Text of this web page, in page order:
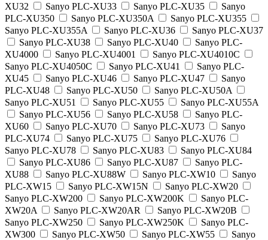
XU32
Sanyo PLC-XU33 Sanyo PLC-XU35
Sanyo
PLC-XU350
Sanyo PLC-XU350A
Sanyo PLC-XU355
Sanyo PLC-XU355A
Sanyo PLC-XU36
Sanyo PLC-XU37
Sanyo PLC-XU38
Sanyo PLC-XU40
Sanyo PLC-
XU4000
Sanyo PLC-XU4001
Sanyo PLC-XU4010C
Sanyo PLC-XU4050C
Sanyo PLC-XU41
Sanyo PLC-
XU45
Sanyo PLC-XU46 Sanyo PLC-XU47
Sanyo
PLC-XU48
Sanyo PLC-XU50
Sanyo PLC-XU50A
Sanyo PLC-XU51
Sanyo PLC-XU55
Sanyo PLC-XU55A
Sanyo PLC-XU56
Sanyo PLC-XU58
Sanyo PLC-
XU60
Sanyo PLC-XU70 Sanyo PLC-XU73
Sanyo
PLC-XU74
Sanyo PLC-XU75
Sanyo PLC-XU76
Sanyo PLC-XU78
Sanyo PLC-XU83
Sanyo PLC-XU84
Sanyo PLC-XU86
Sanyo PLC-XU87
Sanyo PLC-
XU88
Sanyo PLC-XU88W Sanyo PLC-XW10
Sanyo
PLC-XW15
Sanyo PLC-XW15N
Sanyo PLC-XW20
Sanyo PLC-XW200
Sanyo PLC-XW200K
Sanyo PLC-
XW20A
Sanyo PLC-XW20AR
Sanyo PLC-XW20B
Sanyo PLC-XW250
Sanyo PLC-XW250K
Sanyo PLC-
XW300
Sanyo PLC-XW50 Sanyo PLC-XW55
Sanyo